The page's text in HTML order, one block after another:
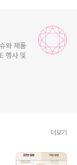
와 제품
행사 및
더보기